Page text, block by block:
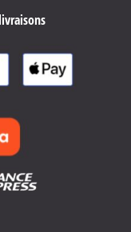
(1641 avis)